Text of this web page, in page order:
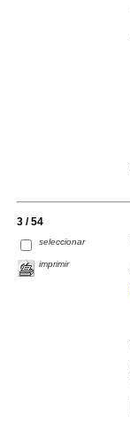
3 / 54
seleccionar
imprimir